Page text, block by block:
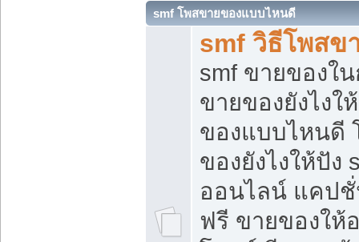
smf โพสขายของแบบไหนดี
smf วิธีโพสข
smf ขายของใ
ขายของยังไง
ของแบบไหนดี
ของยังไงให้ปั
ออนไลน์ แคป
ฟรี ขายของให้